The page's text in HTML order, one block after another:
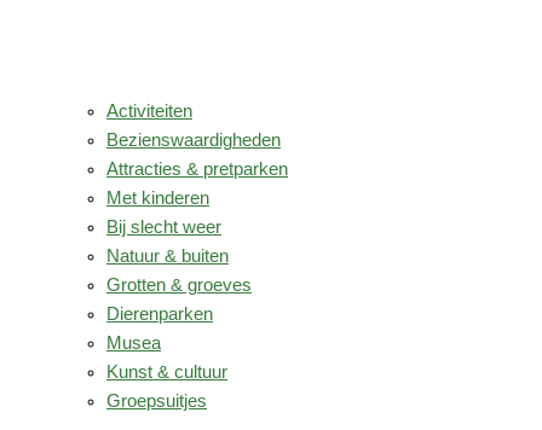
Activiteiten
Bezienswaardigheden
Attracties & pretparken
Met kinderen
Bij slecht weer
Natuur & buiten
Grotten & groeves
Dierenparken
Musea
Kunst & cultuur
Groepsuitjes